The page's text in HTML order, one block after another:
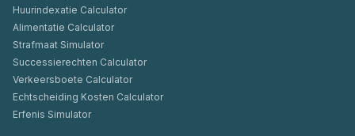
Huurindexatie Calculator
Alimentatie Calculator
Strafmaat Simulator
Successierechten Calculator
Verkeersboete Calculator
Echtscheiding Kosten Calculator
Erfenis Simulator